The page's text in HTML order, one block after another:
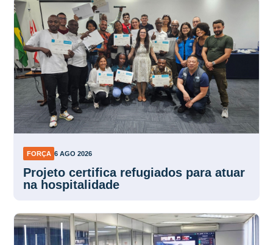
FORÇA 6 AGO 2026
Projeto certifica refugiados para atuar
na hospitalidade